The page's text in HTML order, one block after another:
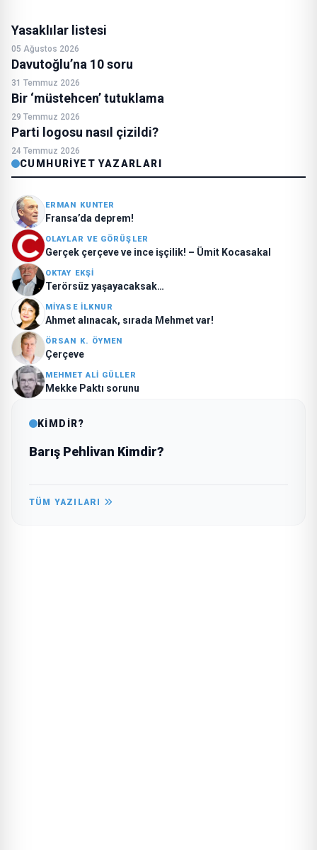
Yasaklılar listesi
05 Ağustos 2026
Davutoğlu’na 10 soru
31 Temmuz 2026
Bir ‘müstehcen’ tutuklama
29 Temmuz 2026
Parti logosu nasıl çizildi?
24 Temmuz 2026
CUMHURIYET YAZARLARI
ERMAN KUNTER
Fransa’da deprem!
OLAYLAR VE GÖRÜŞLER
Gerçek çerçeve ve ince işçilik! – Ümit Kocasakal
OKTAY EKŞI
Terörsüz yaşayacaksak…
MIYASE İLKNUR
Ahmet alınacak, sırada Mehmet var!
ÖRSAN K. ÖYMEN
Çerçeve
MEHMET ALI GÜLLER
Mekke Paktı sorunu
KİMDİR?
Barış Pehlivan Kimdir?
TÜM YAZILARI